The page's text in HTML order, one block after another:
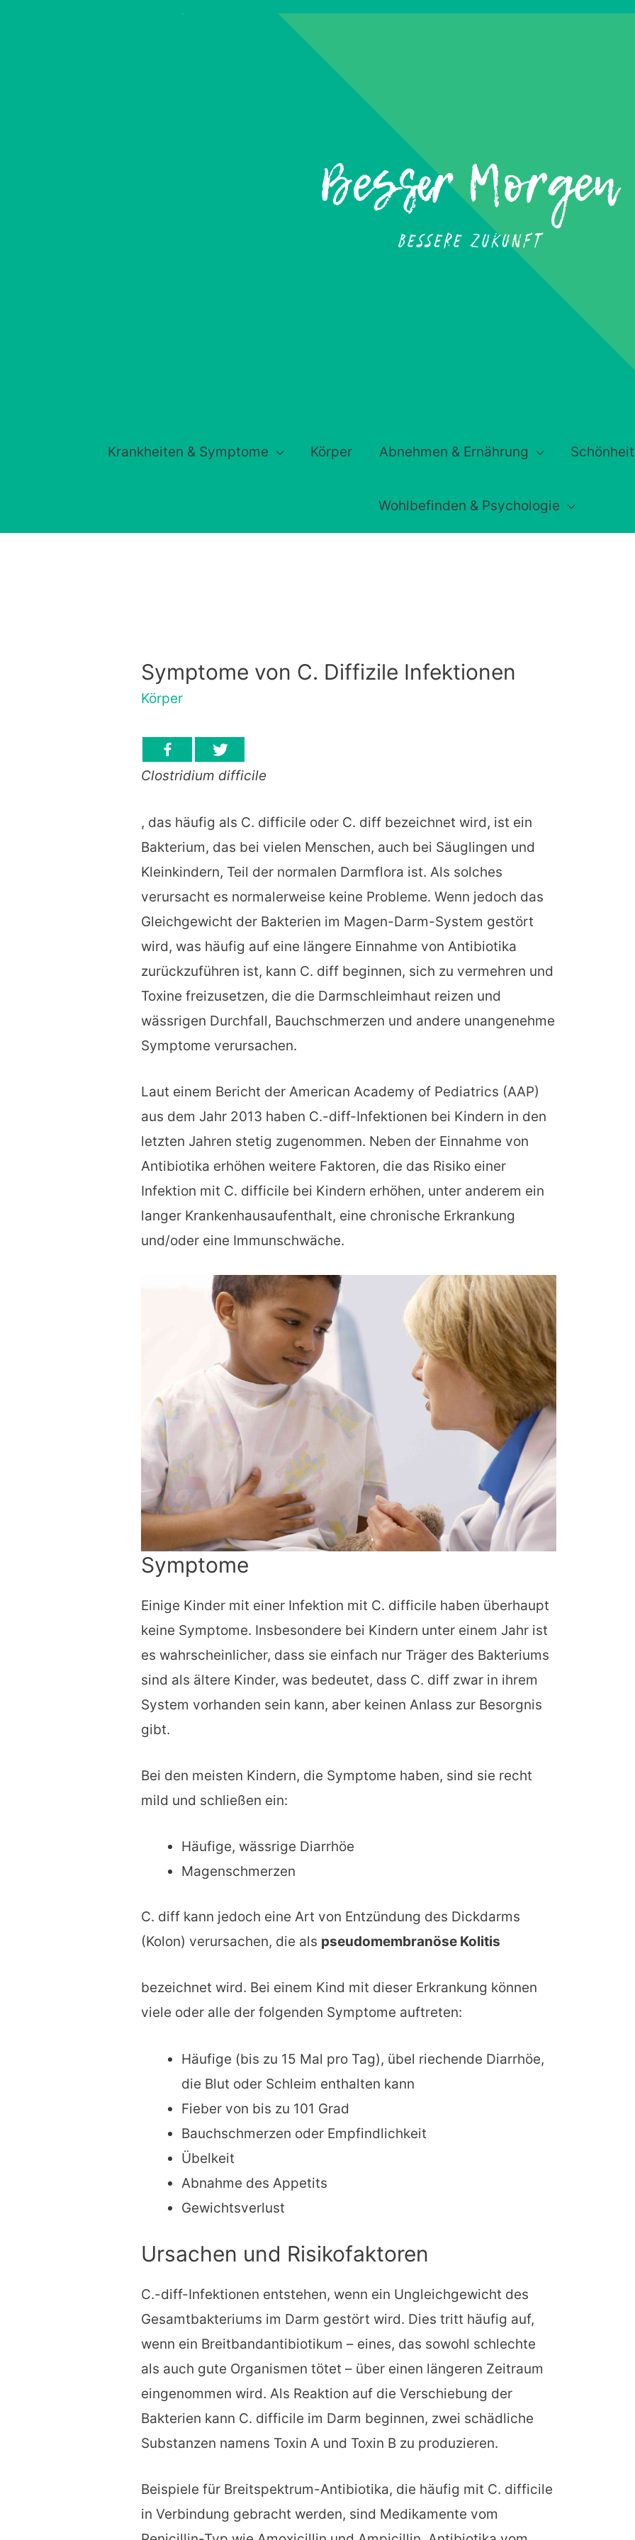
Krankheiten & Symptome Körper Abnehmen & Ernährung Schönheit
Wohlbefinden & Psychologie
Symptome von C. Diffizile Infektionen
Körper
Clostridium difficile
, das häufig als C. difficile oder C. diff bezeichnet wird, ist ein
Bakterium, das bei vielen Menschen, auch bei Säuglingen und
Kleinkindern, Teil der normalen Darmflora ist. Als solches
verursacht es normalerweise keine Probleme. Wenn jedoch das
Gleichgewicht der Bakterien im Magen-Darm-System gestört
wird, was häufig auf eine längere Einnahme von Antibiotika
zurückzuführen ist, kann C. diff beginnen, sich zu vermehren und
Toxine freizusetzen, die die Darmschleimhaut reizen und
wässrigen Durchfall, Bauchschmerzen und andere unangenehme
Symptome verursachen.
Laut einem Bericht der American Academy of Pediatrics (AAP)
aus dem Jahr 2013 haben C.-diff-Infektionen bei Kindern in den
letzten Jahren stetig zugenommen. Neben der Einnahme von
Antibiotika erhöhen weitere Faktoren, die das Risiko einer
Infektion mit C. difficile bei Kindern erhöhen, unter anderem ein
langer Krankenhausaufenthalt, eine chronische Erkrankung
und/oder eine Immunschwäche.
Symptome
Einige Kinder mit einer Infektion mit C. difficile haben überhaupt
keine Symptome. Insbesondere bei Kindern unter einem Jahr ist
es wahrscheinlicher, dass sie einfach nur Träger des Bakteriums
sind als ältere Kinder, was bedeutet, dass C. diff zwar in ihrem
System vorhanden sein kann, aber keinen Anlass zur Besorgnis
gibt.
Bei den meisten Kindern, die Symptome haben, sind sie recht
mild und schließen ein:
Häufige, wässrige Diarrhöe
Magenschmerzen
C. diff kann jedoch eine Art von Entzündung des Dickdarms
(Kolon) verursachen, die als pseudomembranöse Kolitis
bezeichnet wird. Bei einem Kind mit dieser Erkrankung können
viele oder alle der folgenden Symptome auftreten:
Häufige (bis zu 15 Mal pro Tag), übel riechende Diarrhöe,
die Blut oder Schleim enthalten kann
Fieber von bis zu 101 Grad
Bauchschmerzen oder Empfindlichkeit
Übelkeit
Abnahme des Appetits
Gewichtsverlust
Ursachen und Risikofaktoren
C.-diff-Infektionen entstehen, wenn ein Ungleichgewicht des
Gesamtbakteriums im Darm gestört wird. Dies tritt häufig auf,
wenn ein Breitbandantibiotikum – eines, das sowohl schlechte
als auch gute Organismen tötet – über einen längeren Zeitraum
eingenommen wird. Als Reaktion auf die Verschiebung der
Bakterien kann C. difficile im Darm beginnen, zwei schädliche
Substanzen namens Toxin A und Toxin B zu produzieren.
Beispiele für Breitspektrum-Antibiotika, die häufig mit C. difficile
in Verbindung gebracht werden, sind Medikamente vom